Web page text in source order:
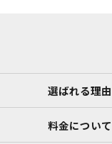
選ばれる理由
料金について